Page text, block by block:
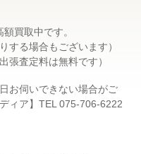
買取中です。
する場合もございます）
張査定料は無料です）
お伺いできない場合がご
ィア】TEL 075-706-6222